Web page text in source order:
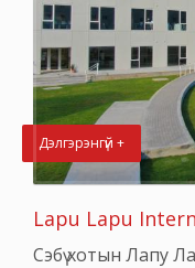
Дэлгэрэнгүй +
Lapu Lapu
Сэбү хотын Лапу